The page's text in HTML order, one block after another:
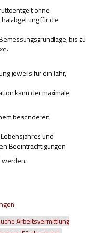
ohne
für die
bis zu
jeweils für ein Jahr,
kann der maximale
besonderen
und
Beeinträchtigungen
werden.
Arbeitsvermittlung